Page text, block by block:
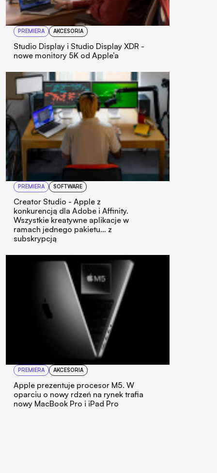
PREMIERA AKCESORIA
Studio Display i Studio Display XDR -
nowe monitory 5K od Apple’a
PREMIERA SOFTWARE
Creator Studio - Apple z
konkurencją dla Adobe i Affinity.
Wszystkie kreatywne aplikacje w
ramach jednego pakietu… z
subskrypcją
PREMIERA AKCESORIA
Apple prezentuje procesor M5. W
oparciu o nowy rdzeń na rynek trafia
nowy MacBook Pro i iPad Pro